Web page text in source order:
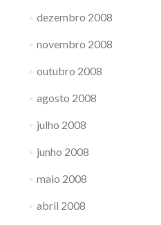
dezembro 2008
novembro 2008
outubro 2008
agosto 2008
julho 2008
junho 2008
maio 2008
abril 2008